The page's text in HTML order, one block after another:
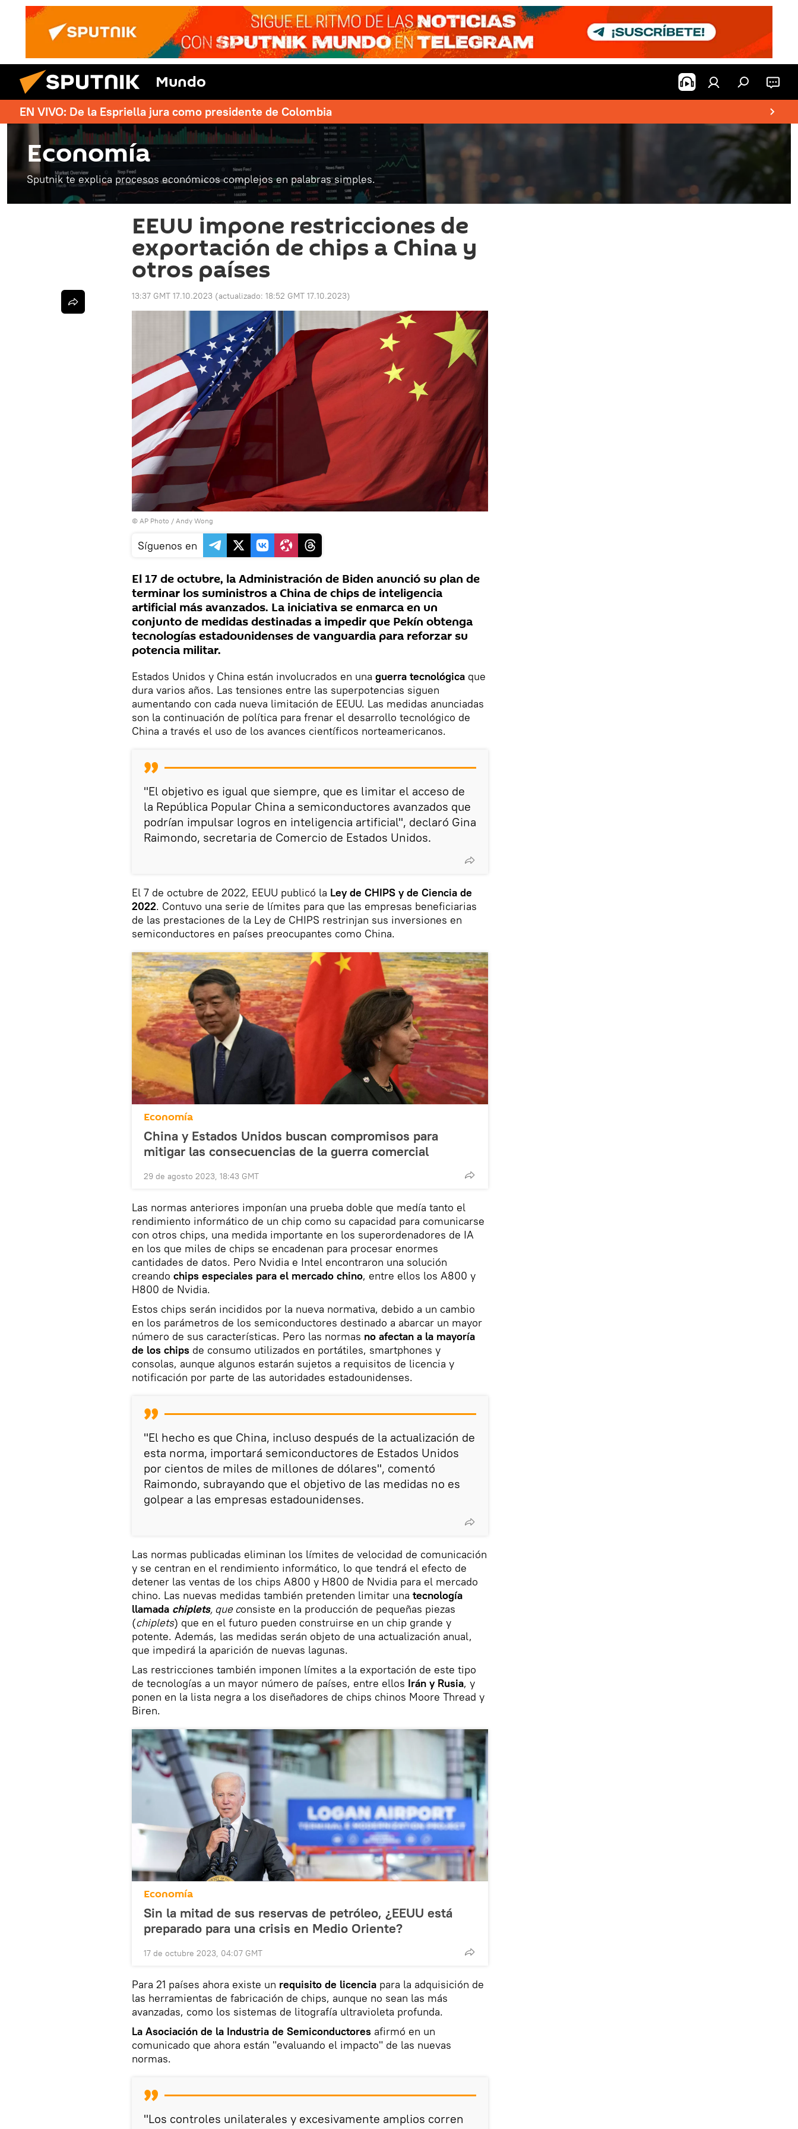
Mundo
EN VIVO: De la Espriella jura como presidente de Colombia
Economía
Sputnik te explica procesos económicos complejos en palabras simples.
EEUU impone restricciones de
exportación de chips a China y
otros países
13:37 GMT 17.10.2023 (actualizado: 18:52 GMT 17.10.2023)
© AP Photo / Andy Wong
Síguenos en
El 17 de octubre, la Administración de Biden anunció su plan de
terminar los suministros a China de chips de inteligencia
artificial más avanzados. La iniciativa se enmarca en un
conjunto de medidas destinadas a impedir que Pekín obtenga
tecnologías estadounidenses de vanguardia para reforzar su
potencia militar.
Estados Unidos y China están involucrados en una guerra tecnológica que
dura varios años. Las tensiones entre las superpotencias siguen
aumentando con cada nueva limitación de EEUU. Las medidas anunciadas
son la continuación de política para frenar el desarrollo tecnológico de
China a través el uso de los avances científicos norteamericanos.
"El objetivo es igual que siempre, que es limitar el acceso de
la República Popular China a semiconductores avanzados que
podrían impulsar logros en inteligencia artificial", declaró Gina
Raimondo, secretaria de Comercio de Estados Unidos.
El 7 de octubre de 2022, EEUU publicó la Ley de CHIPS y de Ciencia de
2022. Contuvo una serie de límites para que las empresas beneficiarias
de las prestaciones de la Ley de CHIPS restrinjan sus inversiones en
semiconductores en países preocupantes como China.
Economía
China y Estados Unidos buscan compromisos para
mitigar las consecuencias de la guerra comercial
29 de agosto 2023, 18:43 GMT
Las normas anteriores imponían una prueba doble que medía tanto el
rendimiento informático de un chip como su capacidad para comunicarse
con otros chips, una medida importante en los superordenadores de IA
en los que miles de chips se encadenan para procesar enormes
cantidades de datos. Pero Nvidia e Intel encontraron una solución
creando chips especiales para el mercado chino, entre ellos los A800 y
H800 de Nvidia.
Estos chips serán incididos por la nueva normativa, debido a un cambio
en los parámetros de los semiconductores destinado a abarcar un mayor
número de sus características. Pero las normas no afectan a la mayoría
de los chips de consumo utilizados en portátiles, smartphones y
consolas, aunque algunos estarán sujetos a requisitos de licencia y
notificación por parte de las autoridades estadounidenses.
"El hecho es que China, incluso después de la actualización de
esta norma, importará semiconductores de Estados Unidos
por cientos de miles de millones de dólares", comentó
Raimondo, subrayando que el objetivo de las medidas no es
golpear a las empresas estadounidenses.
Las normas publicadas eliminan los límites de velocidad de comunicación
y se centran en el rendimiento informático, lo que tendrá el efecto de
detener las ventas de los chips A800 y H800 de Nvidia para el mercado
chino. Las nuevas medidas también pretenden limitar una tecnología
llamada chiplets, que consiste en la producción de pequeñas piezas
(chiplets) que en el futuro pueden construirse en un chip grande y
potente. Además, las medidas serán objeto de una actualización anual,
que impedirá la aparición de nuevas lagunas.
Las restricciones también imponen límites a la exportación de este tipo
de tecnologías a un mayor número de países, entre ellos Irán y Rusia, y
ponen en la lista negra a los diseñadores de chips chinos Moore Thread y
Biren.
Economía
Sin la mitad de sus reservas de petróleo, ¿EEUU está
preparado para una crisis en Medio Oriente?
17 de octubre 2023, 04:07 GMT
Para 21 países ahora existe un requisito de licencia para la adquisición de
las herramientas de fabricación de chips, aunque no sean las más
avanzadas, como los sistemas de litografía ultravioleta profunda.
La Asociación de la Industria de Semiconductores afirmó en un
comunicado que ahora están "evaluando el impacto" de las nuevas
normas.
"Los controles unilaterales y excesivamente amplios corren